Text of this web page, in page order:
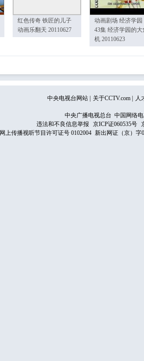
红色传奇 铁匠的儿子
动画乐翻天 20110627
动画剧场 经济学园
43集 经济学园的大
机 20110623
中央电视台网站 关于CCTV.com 人
中央广播电视总台 中国网络
违法和不良信息举报
京ICP证060535号
网上传播视听节目许可证号 0102004 新出网证（京）